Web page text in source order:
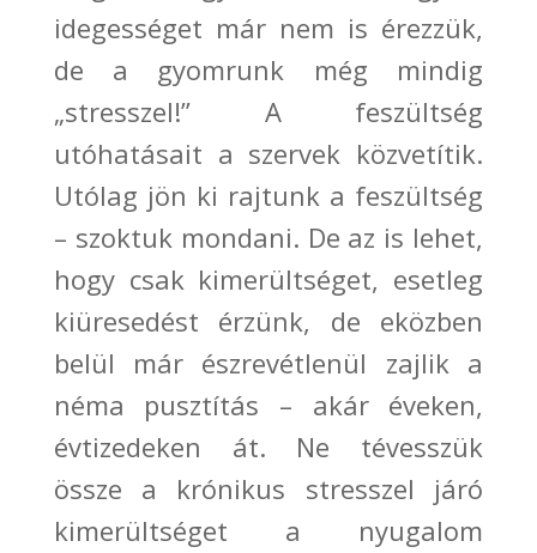
idegességet már nem is érezzük,
de a gyomrunk még mindig
„stresszel!” A feszültség
utóhatásait a szervek közvetítik.
Utólag jön ki rajtunk a feszültség
– szoktuk mondani. De az is lehet,
hogy csak kimerültséget, esetleg
kiüresedést érzünk, de eközben
belül már észrevétlenül zajlik a
néma pusztítás – akár éveken,
évtizedeken át. Ne tévesszük
össze a krónikus stresszel járó
kimerültséget a nyugalom